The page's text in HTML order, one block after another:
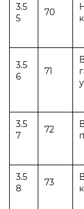
3.5
5
70
3.5
6
71
3.5
7
72
3.5
8
73